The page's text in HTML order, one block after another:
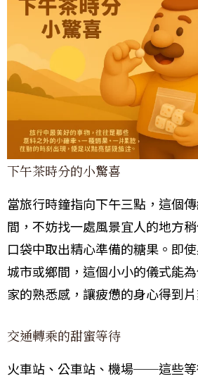
下午茶時分的小驚喜
當旅行時鐘指向下午三點，這個
間，不妨找一處風景宜人的地方
口袋中取出精心準備的糖果。即
城市或鄉間，這個小小的儀式能
家的熟悉感，讓疲憊的身心得到片
交通轉乘的甜蜜等待
火車站、公車站、機場──這些